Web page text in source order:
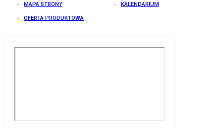
MAPA STRONY KALENDARIUM
OFERTA PRODUKTOWA